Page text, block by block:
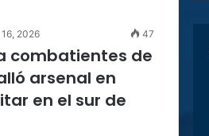
2026 47
combatientes de
arsenal en
en el sur de